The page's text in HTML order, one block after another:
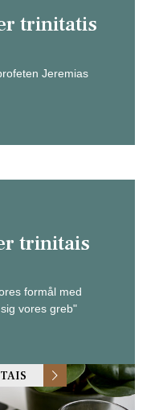
trinitatis
Jeremias
trinitais
formål med
vores greb"